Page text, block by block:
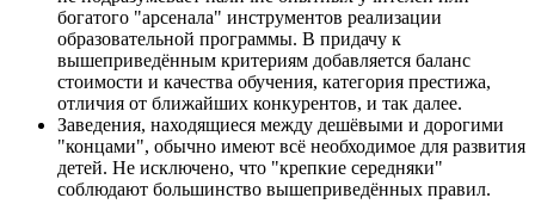
богатого "арсенала" инструментов реализации
образовательной программы. В придачу к
вышеприведённым критериям добавляется баланс
стоимости и качества обучения, категория престижа,
отличия от ближайших конкурентов, и так далее.
Заведения, находящиеся между дешёвыми и дорогими
"концами", обычно имеют всё необходимое для развития
детей. Не исключено, что "крепкие середняки"
соблюдают большинство вышеприведённых правил.